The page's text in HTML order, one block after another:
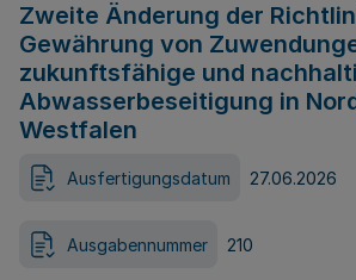
Zweite Änderung der
Gewährung von
zukunftsfähige und
Abwasserbeseitigung in
Westfalen
Ausfertigungsdatum 27.06.2026
Ausgabennummer 210